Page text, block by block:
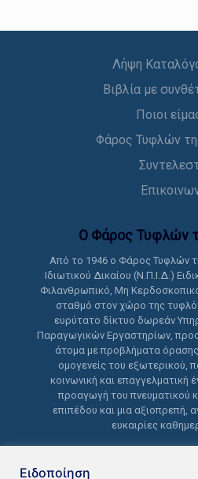
Λήψη
Βιβλία με
Ποιοι
Φάρος Τυφλών
Ο Φάρος Τυφλών
Από το 1946 ο Φάρος Τυφλών
Ιδιωτικού Δικαίου (Ν.Π.Ι.Δ.)
Φιλανθρωπικό, Μη
σταθμό στον χώρο της
ευρύτατο δίκτυο δωρεάν
Παραγωγικών Εργαστηρίων,
άτομα με προβλήματα
ομογενείς του εξωτερικού,
κοινωνική και επαγγελματική
προαγωγή του πνευματικού
επιπέδου και μια αξιοπρεπή,
ευκαιρίες
Ειδοποίηση